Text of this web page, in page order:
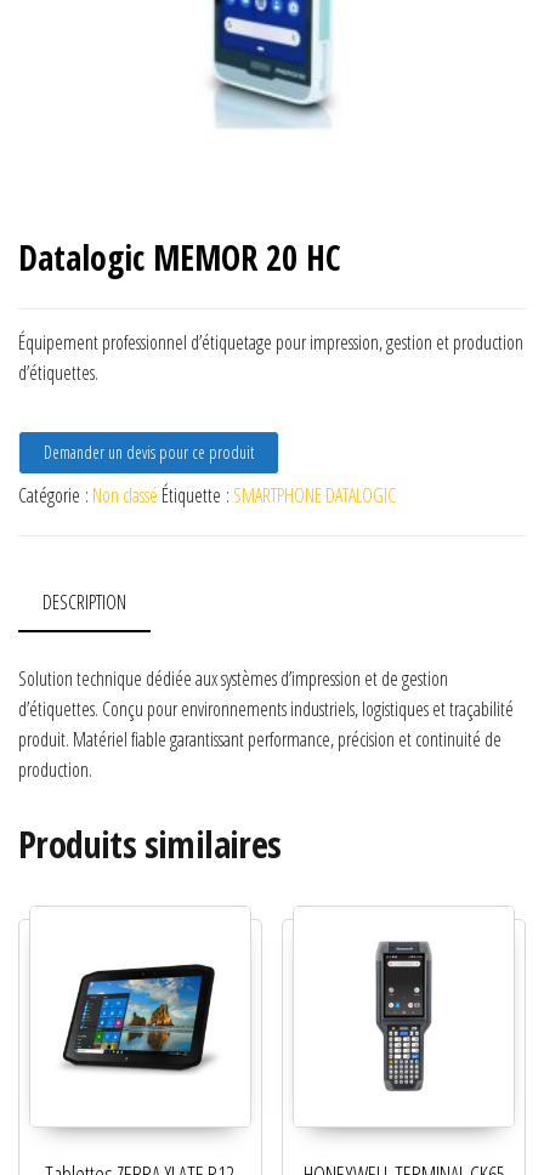
Datalogic MEMOR 20 HC
Équipement professionnel d’étiquetage pour impression, gestion et production
d’étiquettes.
Demander un devis pour ce produit
Catégorie : Non classé Étiquette : SMARTPHONE DATALOGIC
DESCRIPTION
Solution technique dédiée aux systèmes d’impression et de gestion
d’étiquettes. Conçu pour environnements industriels, logistiques et traçabilité
produit. Matériel fiable garantissant performance, précision et continuité de
production.
Produits similaires